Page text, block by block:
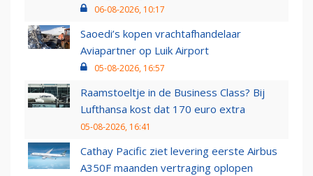
06-08-2026, 10:17
Saoedi’s kopen vrachtafhandelaar
Aviapartner op Luik Airport
05-08-2026, 16:57
Raamstoeltje in de Business Class? Bij
Lufthansa kost dat 170 euro extra
05-08-2026, 16:41
Cathay Pacific ziet levering eerste Airbus
A350F maanden vertraging oplopen